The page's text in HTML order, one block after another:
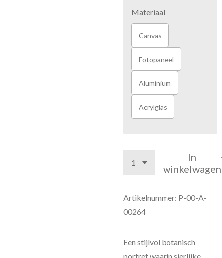
Materiaal
Canvas
Fotopaneel
Aluminium
Acrylglas
In
winkelwagen
Artikelnummer: P-00-A-
00264
Een stijlvol botanisch
portret waarin sierlijke